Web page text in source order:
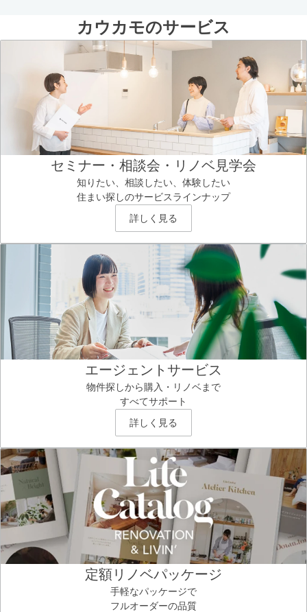
カウカモのサービス
セミナー・相談会・リノベ見学会
知りたい、相談したい、体験したい
住まい探しのサービスラインナップ
詳しく見る
エージェントサービス
物件探しから購入・リノベまで
すべてサポート
詳しく見る
定額リノベパッケージ
手軽なパッケージで
フルオーダーの品質